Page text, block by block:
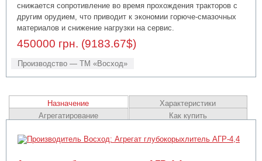
снижается сопротивление во время прохождения тракторов с
другим орудием, что приводит к экономии горюче-смазочных
материалов и снижение нагрузки на сервис.
450000 грн. (9183.67$)
Производство — ТМ «Восход»
Назначение
Характеристики
Агрегатирование
Как купить